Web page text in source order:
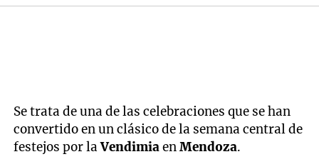
Se trata de una de las celebraciones que se han
convertido en un clásico de la semana central de
festejos por laVendimiaenMendoza.